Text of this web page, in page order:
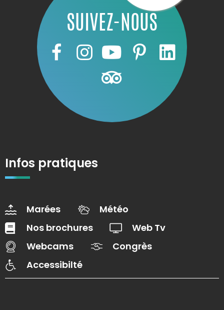
SUIVEZ-NOUS
Infos pratiques
Marées
Météo
Nos brochures
Web Tv
Webcams
Congrès
Accessibilté